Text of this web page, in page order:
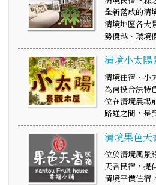
全新落成的清
清境地區各大
勢優越、環境
清境小太
清境住宿‧小
為南投合法特
位在清境農場
路途之間，是
清境果色
位於清境風景
天香民宿，提
清境平價住宿